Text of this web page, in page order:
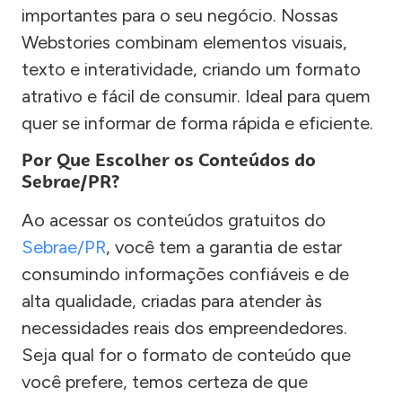
importantes para o seu negócio. Nossas
Webstories combinam elementos visuais,
texto e interatividade, criando um formato
atrativo e fácil de consumir. Ideal para quem
quer se informar de forma rápida e eficiente.
Por Que Escolher os Conteúdos do
Sebrae/PR?
Ao acessar os conteúdos gratuitos do
Sebrae/PR, você tem a garantia de estar
consumindo informações confiáveis e de
alta qualidade, criadas para atender às
necessidades reais dos empreendedores.
Seja qual for o formato de conteúdo que
você prefere, temos certeza de que